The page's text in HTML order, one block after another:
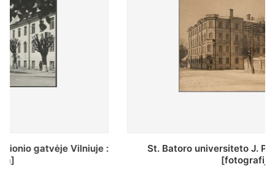
St. Batoro universiteto J. Pilsudskio kolegija :